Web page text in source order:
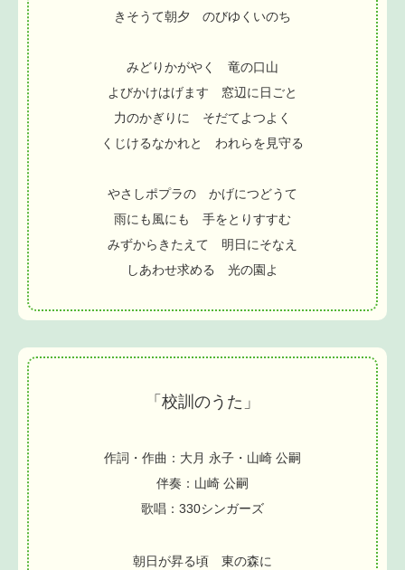
きそうて朝夕 のびゆくいのち
みどりかがやく 竜の口山
よびかけはげます 窓辺に日ごと
力のかぎりに そだてよつよく
くじけるなかれと われらを見守る
やさしポプラの かげにつどうて
雨にも風にも 手をとりすすむ
みずからきたえて 明日にそなえ
しあわせ求める 光の園よ
「校訓のうた」
作詞・作曲：大月 永子・山崎 公嗣
伴奏：山崎 公嗣
歌唱：330シンガーズ
朝日が昇る頃 東の森に